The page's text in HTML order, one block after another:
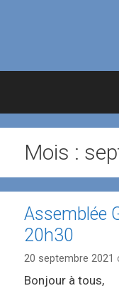
Mois :
Assemblée
20h30
20 septembre 2021
Bonjour à tous,